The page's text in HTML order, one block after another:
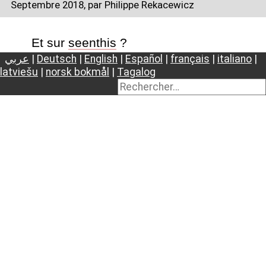
Septembre 2018, par Philippe Rekacewicz
Et sur seenthis ?
عربي Deutsch English Español français italiano
latviešu
norsk bokmål Tagalog